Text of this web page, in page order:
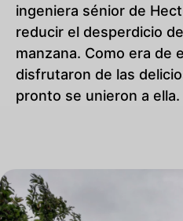
ingeniera sénior de
reducir el desperdicio
manzana. Como era de
disfrutaron de las
pronto se unieron a ella.